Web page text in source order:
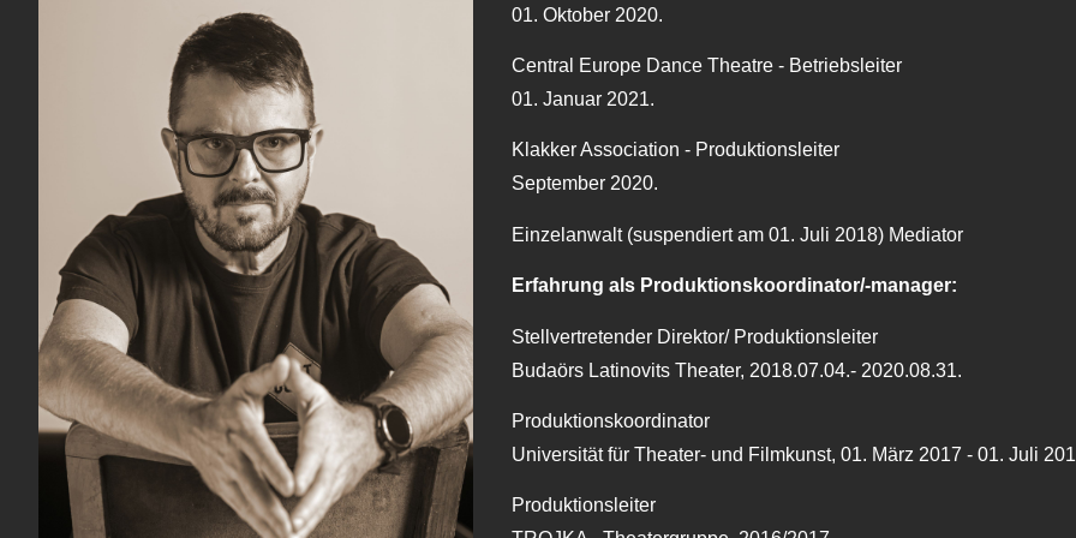
01. Oktober 2020.
Central Europe Dance Theatre - Betriebsleiter
01. Januar 2021.
Klakker Association - Produktionsleiter
September 2020.
Einzelanwalt (suspendiert am 01. Juli 2018) Mediator
Erfahrung als Produktionskoordinator/-manager:
Stellvertretender Direktor/ Produktionsleiter
Budaörs Latinovits Theater, 2018.07.04.- 2020.08.31.
Produktionskoordinator
Universität für Theater- und Filmkunst, 01. März 2017 - 01. Juli
Produktionsleiter